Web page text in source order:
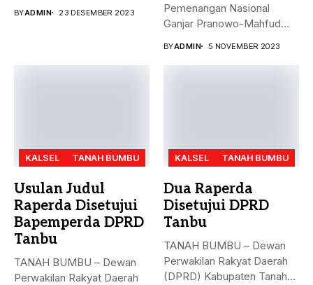
BYADMIN 23 DESEMBER 2023
Pemenangan Nasional
Ganjar Pranowo-Mahfud
BYADMIN 5 NOVEMBER 2023
KALSEL TANAH BUMBU
Usulan Judul
Raperda Disetujui
Bapemperda DPRD
Tanbu
TANAH BUMBU – Dewan
Perwakilan Rakyat Daerah
KALSEL TANAH BUMBU
Dua Raperda
Disetujui DPRD
Tanbu
TANAH BUMBU – Dewan
Perwakilan Rakyat Daerah
(DPRD) Kabupaten Tanah